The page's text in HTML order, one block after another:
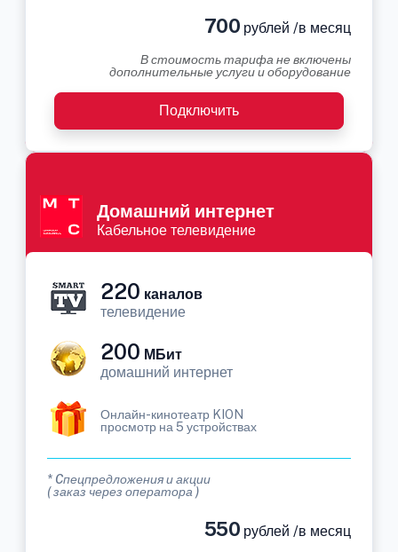
700 рублей /в месяц
В стоимость тарифа не включены
дополнительные услуги и оборудование
Подключить
Домашний интернет
Кабельное телевидение
220 каналов
телевидение
200 МБит
домашний интернет
Онлайн-кинотеатр KION
просмотр на 5 устройствах
* Cпецпредложения и акции
( заказ через оператора )
550 рублей /в месяц